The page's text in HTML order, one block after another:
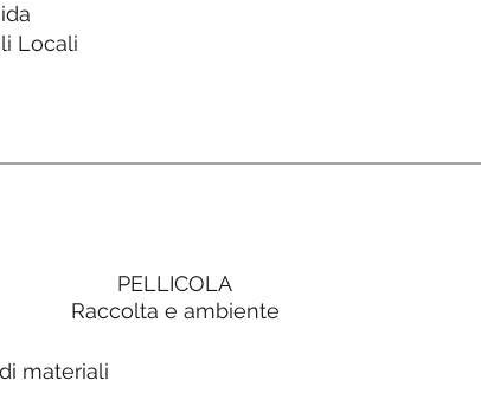
Locali
PELLICOLA
Raccolta e ambiente
materiali